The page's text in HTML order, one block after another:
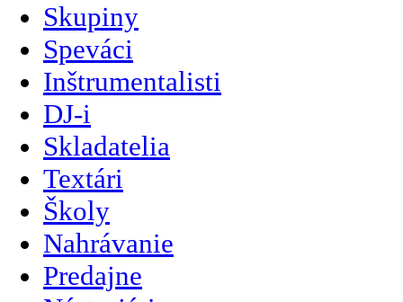
Skupiny
Speváci
Inštrumentalisti
DJ-i
Skladatelia
Textári
Školy
Nahrávanie
Predajne